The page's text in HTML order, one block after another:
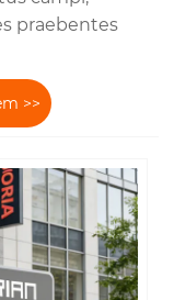
praebentes
>>